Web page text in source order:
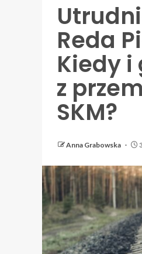
Reda
Kiedy i
z
SKM?
Anna Grabowska